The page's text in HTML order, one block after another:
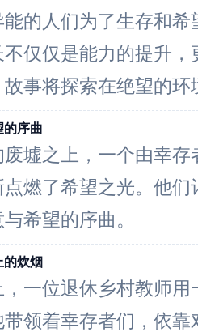
的人们为了生存和
仅仅是能力的提升
事将探索在绝望的环
的序曲
墟之上，一个由幸存
燃了希望之光。他们
希望的序曲。
的炊烟
一位退休乡村教师用
领着幸存者们，依靠